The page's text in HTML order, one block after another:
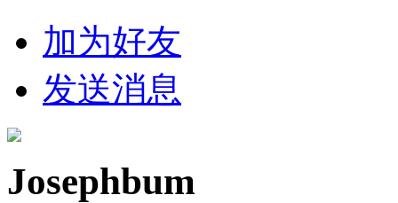
加为好友
发送消息
Josephbum